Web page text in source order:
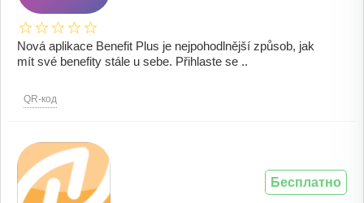
Nová aplikace Benefit Plus je nejpohodlnější způsob, jak
mít své benefity stále u sebe. Přihlaste se ..
QR-код
Бесплатно